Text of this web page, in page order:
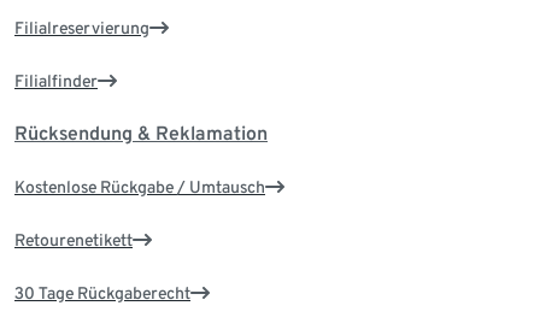
Filialreservierung
Filialfinder
Rücksendung & Reklamation
Kostenlose Rückgabe / Umtausch
Retourenetikett
30 Tage Rückgaberecht